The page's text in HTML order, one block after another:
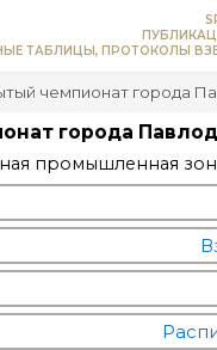
ТАБЛИЦЫ, ПРОТОКОЛЫ
чемпионат города
города
промышленная